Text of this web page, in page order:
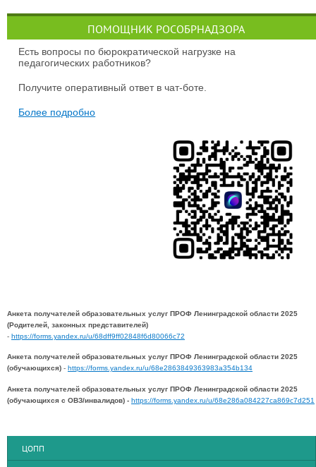
ПОМОЩНИК РОСОБРНАДЗОРА
Есть вопросы по бюрократической нагрузке на
педагогических работников?
Получите оперативный ответ в чат-боте.
Более подробно
Анкета получателей образовательных услуг ПРОФ Ленинградской области 2025
(Родителей, законных представителей)
- https://forms.yandex.ru/u/68dff9ff02848f6d80066c72
Анкета получателей образовательных услуг ПРОФ Ленинградской области 2025
(обучающихся) - https://forms.yandex.ru/u/68e2863849363983a354b134
Анкета получателей образовательных услуг ПРОФ Ленинградской области 2025
(обучающихся с ОВЗ/инвалидов) - https://forms.yandex.ru/u/68e286a084227ca869c7d251
ЦОПП